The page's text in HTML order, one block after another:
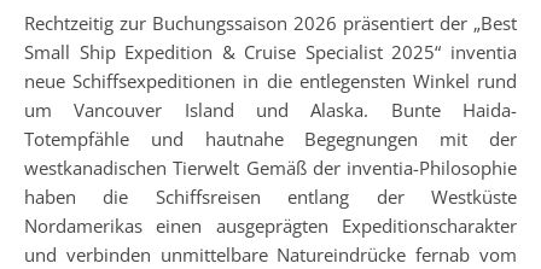
Rechtzeitig zur Buchungssaison 2026 präsentiert der „Best
Small Ship Expedition & Cruise Specialist 2025“ inventia
neue Schiffsexpeditionen in die entlegensten Winkel rund
um Vancouver Island und Alaska. Bunte Haida-
Totempfähle und hautnahe Begegnungen mit der
westkanadischen Tierwelt Gemäß der inventia-Philosophie
haben die Schiffsreisen entlang der Westküste
Nordamerikas einen ausgeprägten Expeditionscharakter
und verbinden unmittelbare Natureindrücke fernab vom